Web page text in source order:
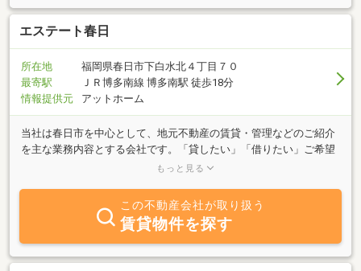
エステート春日
所在地
福岡県春日市下白水北４丁目７０
最寄駅
ＪＲ博多南線 博多南駅 徒歩18分
情報提供元
アットホーム
当社は春日市を中心として、地元不動産の賃貸・管理などのご紹介
を主な業務内容とする会社です。「貸したい」「借りたい」ご希望
の方、不動産に関する質問は何でもお気軽にご相談下さい。特に春
もっと見る
この不動産会社が取り扱う
賃貸物件を探す